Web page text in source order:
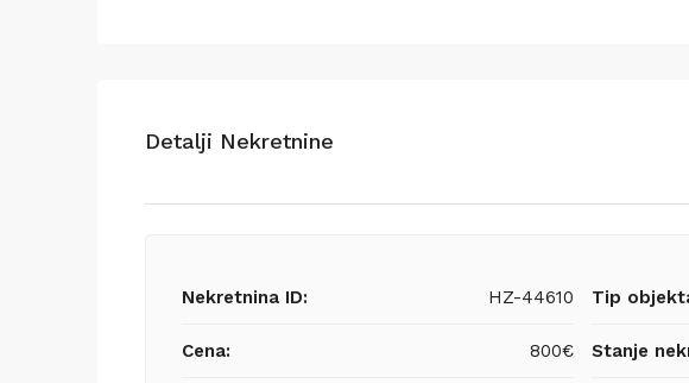
Detalji Nekretnine
Nekretnina ID: HZ-44610
Cena: 800€
Tip
Stanje